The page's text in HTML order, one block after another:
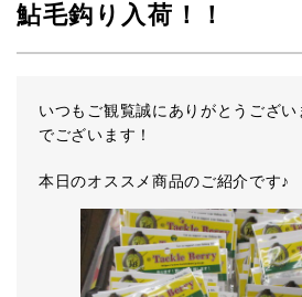
鮎毛鈎り入荷！！
いつもご観覧誠にありがとうござ
でございます！
本日のオススメ商品のご紹介です♪